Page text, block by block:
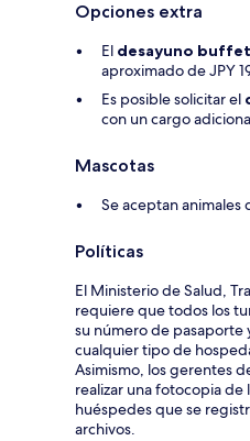
Opciones extra
El desayuno buffet
aproximado de JPY
Es posible solicitar el
con un cargo
Mascotas
Se aceptan animales
Políticas
El Ministerio de Salud,
requiere que todos los
su número de pasaporte
cualquier tipo de
Asimismo, los gerentes
realizar una fotocopia de
huéspedes que se
archivos.